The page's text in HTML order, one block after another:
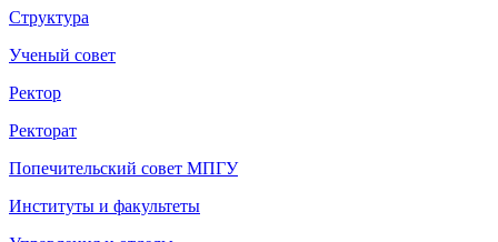
Структура
Ученый совет
Ректор
Ректорат
Попечительский совет МПГУ
Институты и факультеты